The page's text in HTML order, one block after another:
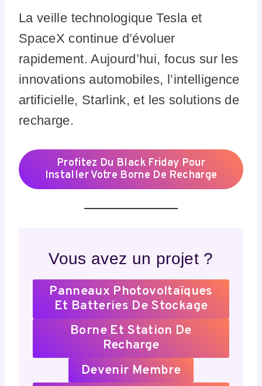
La veille technologique Tesla et
SpaceX continue d’évoluer
rapidement. Aujourd’hui, focus sur les
innovations automobiles, l’intelligence
artificielle, Starlink, et les solutions de
recharge.
Profitez Du Black Friday Pour
Installer Votre Borne De Recharge
Vous avez un projet ?
Panneaux Photovoltaïques
Et Batteries De Stockage
Borne Et Station De
Recharge
Devenir Membre